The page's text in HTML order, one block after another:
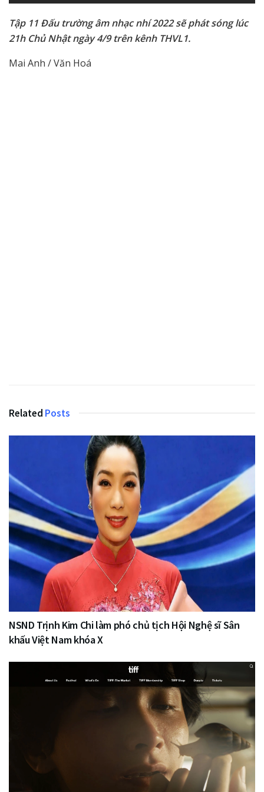
Tập 11 Đấu trường âm nhạc nhí 2022 sẽ phát sóng lúc
21h Chủ Nhật ngày 4/9 trên kênh THVL1.
Mai Anh / Văn Hoá
Related Posts
NSND Trịnh Kim Chi làm phó chủ tịch Hội Nghệ sĩ Sân
khấu Việt Nam khóa X